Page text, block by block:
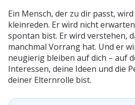
Ein Mensch, der zu dir passt,
kleinreden. Er wird nicht
spontan bist. Er wird verstehen,
manchmal Vorrang hat. Und er
neugierig bleiben auf dich – auf
Interessen, deine Ideen und die
deiner Elternrolle bist.